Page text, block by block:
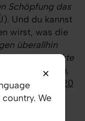
Schöpfung das
Und du kannst
wirst, was die
überallhin
Der Herr wirkte
die Zeichen,
(Markus 16:20
einen Tag
We